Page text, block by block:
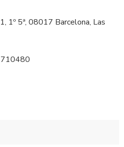
1º 5ª, 08017 Barcelona, Las